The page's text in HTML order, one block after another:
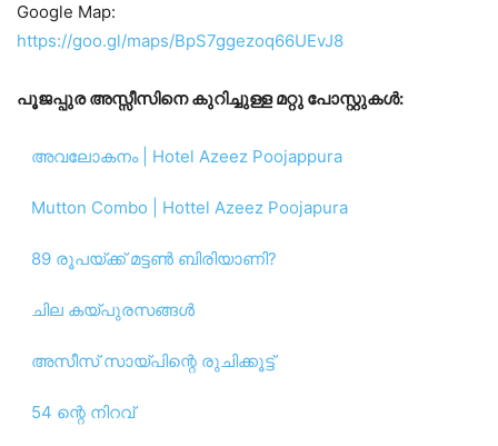
Google Map:
https://goo.gl/maps/BpS7ggezoq66UEvJ8
പൂജപ്പുര അസ്സീസിനെ കുറിച്ചുള്ള മറ്റു പോസ്റ്റുകൾ:
അവലോകനം | Hotel Azeez Poojappura
Mutton Combo | Hottel Azeez Poojapura
89 രൂപയ്ക്ക് മട്ടൺ ബിരിയാണി?
ചില കയ്പുരസങ്ങൾ
അസീസ് സായ്‌പിന്റെ രുചിക്കൂട്ട്
54 ന്റെ നിറവ്